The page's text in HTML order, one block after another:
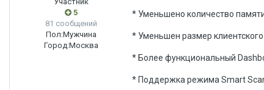
5
81 сообщений
Пол:Мужчина
Город:Москва
* Уменьшено количество
* Уменьшен размер
* Более функциональный
* Поддержка режима Smart